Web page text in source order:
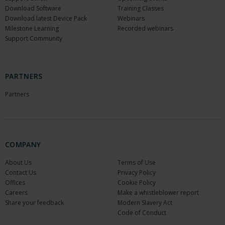
Download Software
Download latest Device Pack
Milestone Learning
Support Community
Training Classes
Webinars
Recorded webinars
PARTNERS
Partners
COMPANY
About Us
Contact Us
Offices
Careers
Share your feedback
Terms of Use
Privacy Policy
Cookie Policy
Make a whistleblower report
Modern Slavery Act
Code of Conduct